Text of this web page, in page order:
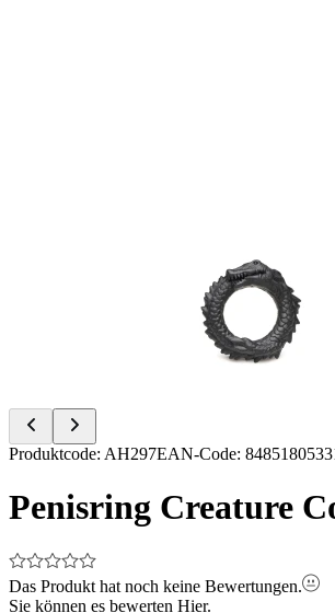
Item
of
Produktcode: AH297EAN-Code:
Penisring Creature
Das Produkt hat noch keine Bewertungen.
Sie können es bewerten Hier.